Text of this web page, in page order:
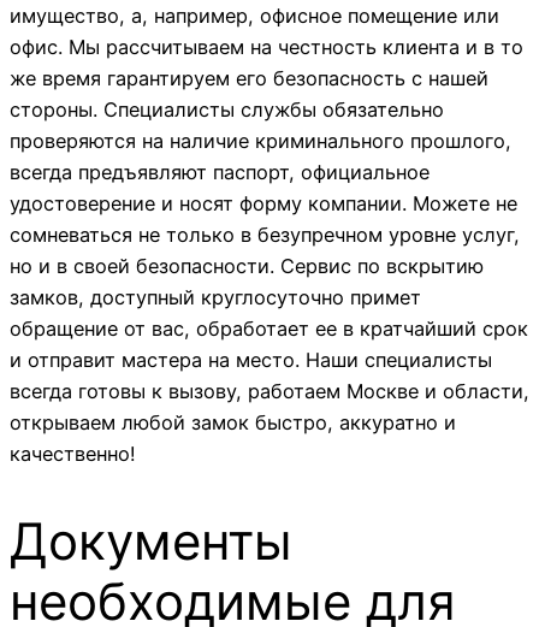
имущество, а, например, офисное помещение или
офис. Мы рассчитываем на честность клиента и в то
же время гарантируем его безопасность с нашей
стороны. Специалисты службы обязательно
проверяются на наличие криминального прошлого,
всегда предъявляют паспорт, официальное
удостоверение и носят форму компании. Можете не
сомневаться не только в безупречном уровне услуг,
но и в своей безопасности. Сервис по вскрытию
замков, доступный круглосуточно примет
обращение от вас, обработает ее в кратчайший срок
и отправит мастера на место. Наши специалисты
всегда готовы к вызову, работаем Москве и области,
открываем любой замок быстро, аккуратно и
качественно!
Документы
необходимые для